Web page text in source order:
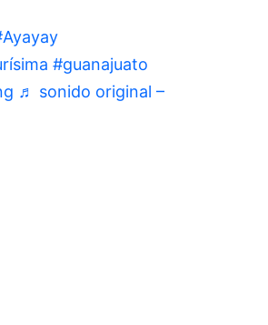
#guanajuato
♬ sonido original –